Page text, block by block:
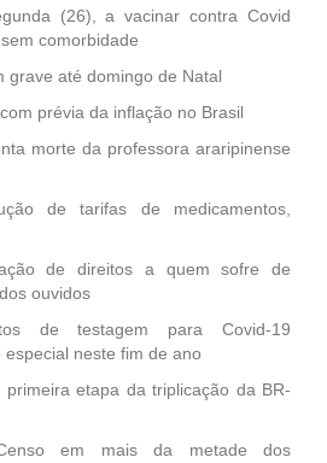
(26), a vacinar contra Covid
comorbidade
grave até domingo de Natal
prévia da inflação no Brasil
morte da professora araripinense
de tarifas de medicamentos,
de direitos a quem sofre de
ouvidos
de testagem para Covid-19
neste fim de ano
etapa da triplicação da BR-
em mais da metade dos